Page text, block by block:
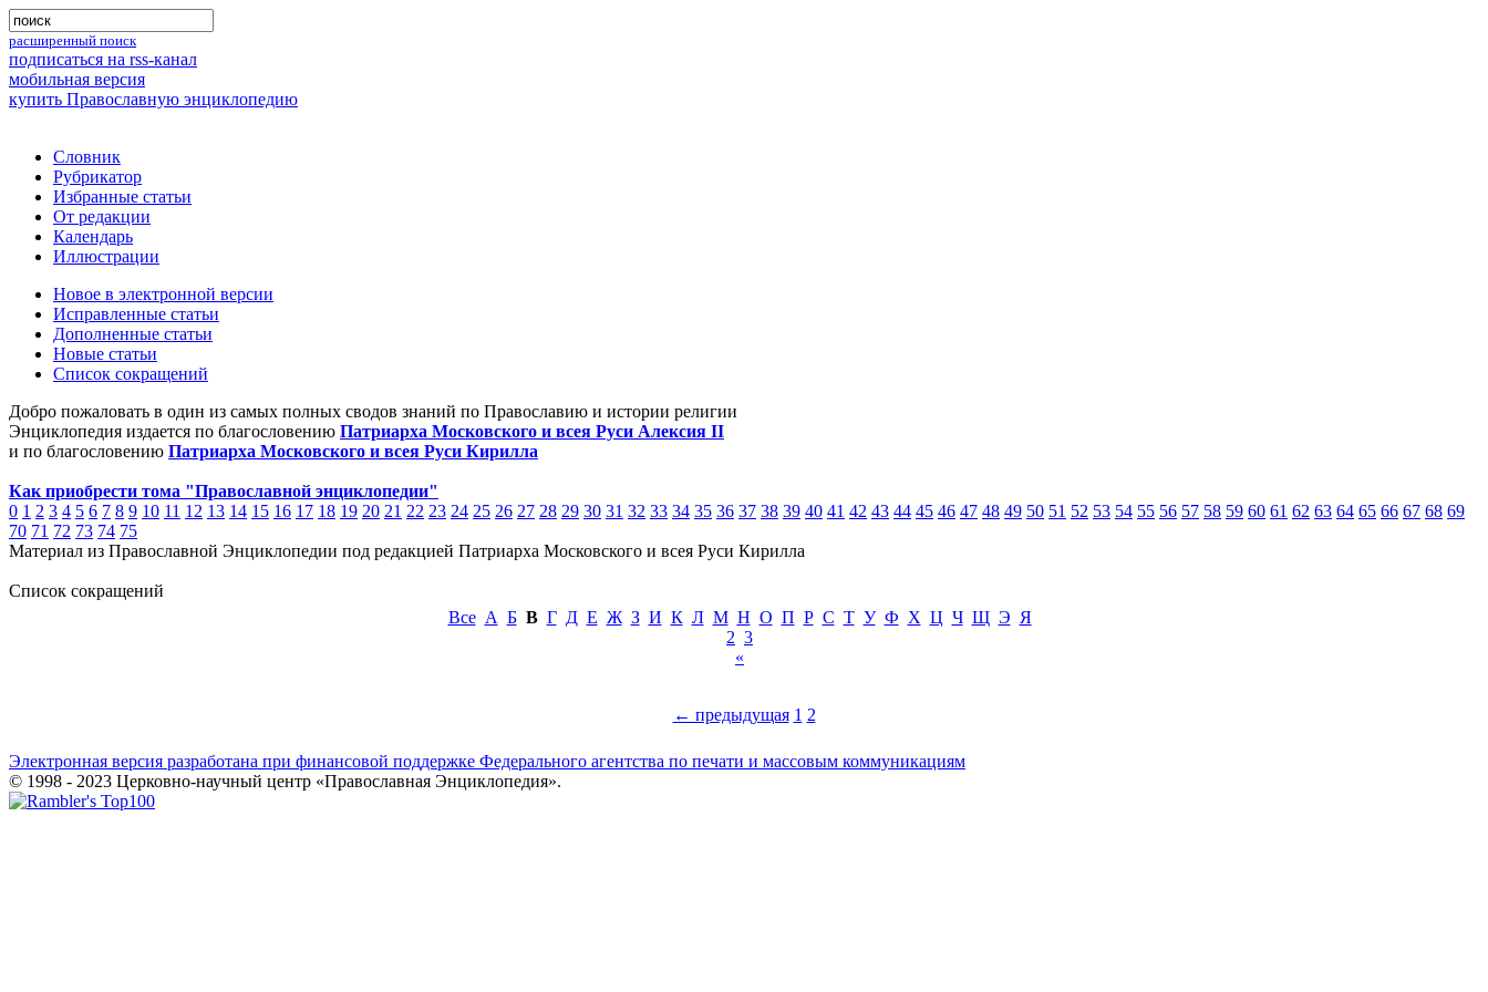
расширенный поиск
подписаться на rss-канал
мобильная версия
купить Православную энциклопедию
Словник
Рубрикатор
Избранные статьи
От редакции
Календарь
Иллюстрации
Новое в электронной версии
Исправленные статьи
Дополненные статьи
Новые статьи
Список сокращений
Добро пожаловать в один из самых полных сводов знаний по Православию и истории религии
Энциклопедия издается по благословению Патриарха Московского и всея Руси Алексия II
и по благословению Патриарха Московского и всея Руси Кирилла
Как приобрести тома "Православной энциклопедии"
0 1 2 3 4 5 6 7 8 9 10 11 12 13 14 15 16 17 18 19 20 21 22 23 24 25 26 27 28 29 30 31 32 33 34 35 36 37 38 39 40 41 42 43 44 45 46 47 48 49 50 51 52 53 54 55 56 57 58 59 60 61 62 63 64 65 66 67 68 69
70 71 72 73 74 75
Материал из Православной Энциклопедии под редакцией Патриарха Московского и всея Руси Кирилла
Список сокращений
Все А Б В Г Д Е Ж З И К Л М Н О П Р С Т У Ф Х Ц Ч Щ Э Я
2 3
«
← предыдущая 1 2
Электронная версия разработана при финансовой поддержке Федерального агентства по печати и массовым коммуникациям
© 1998 - 2023 Церковно-научный центр «Православная Энциклопедия».